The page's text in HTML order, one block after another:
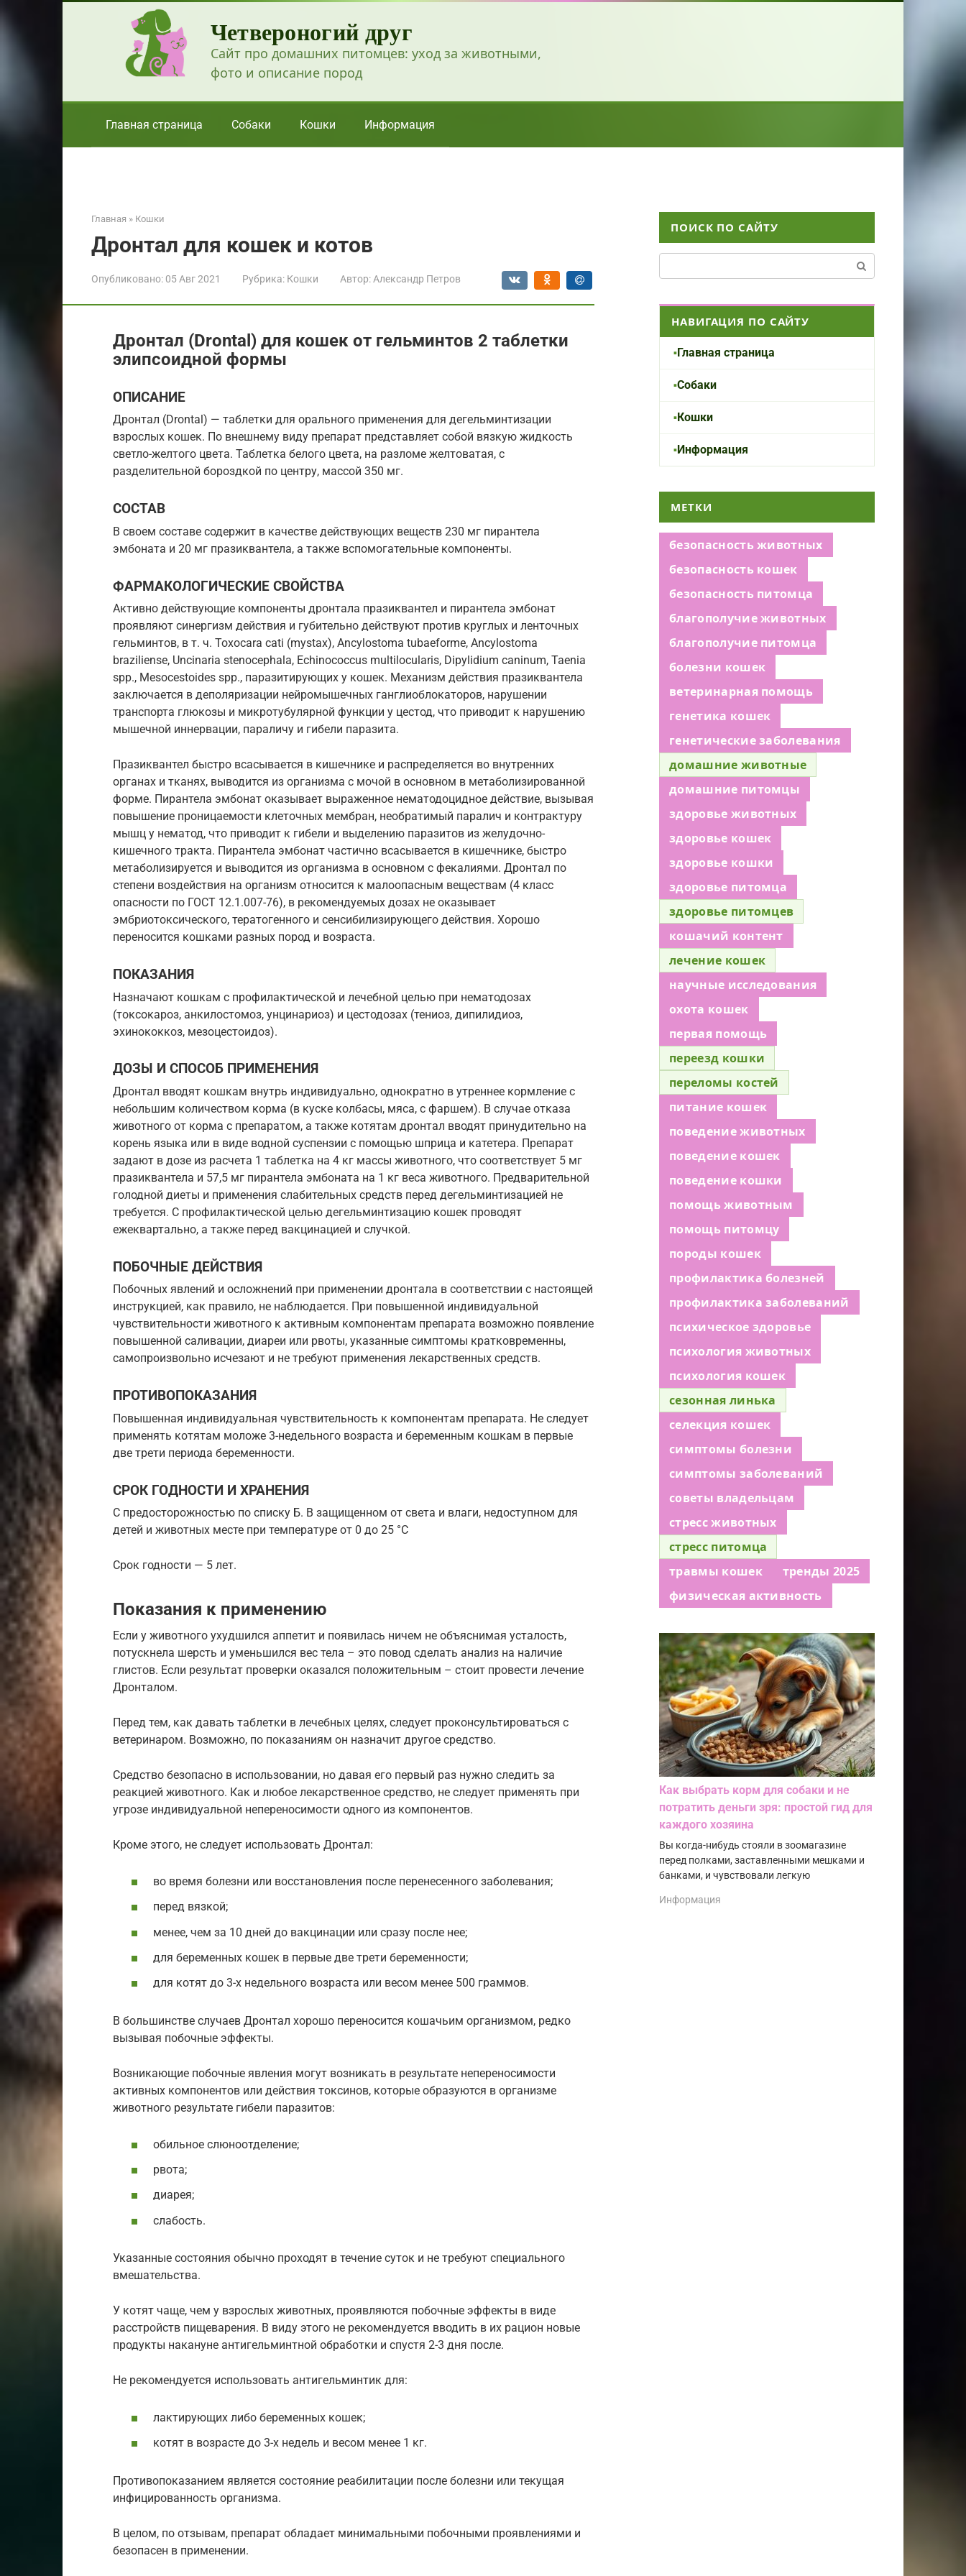
Четвероногий друг
Сайт про домашних питомцев: уход за животными,
фото и описание пород
Главная страница Собаки Кошки Информация
Главная » Кошки
Дронтал для кошек и котов
Опубликовано: 05 Авг 2021 Рубрика: Кошки Автор: Александр Петров
Дронтал (Drontal) для кошек от гельминтов 2 таблетки
элипсоидной формы
ОПИСАНИЕ
Дронтал (Drontal) — таблетки для орального применения для дегельминтизации
взрослых кошек. По внешнему виду препарат представляет собой вязкую жидкость
светло-желтого цвета. Таблетка белого цвета, на разломе желтоватая, с
разделительной бороздкой по центру, массой 350 мг.
СОСТАВ
В своем составе содержит в качестве действующих веществ 230 мг пирантела
эмбоната и 20 мг празиквантела, а также вспомогательные компоненты.
ФАРМАКОЛОГИЧЕСКИЕ СВОЙСТВА
Активно действующие компоненты дронтала празиквантел и пирантела эмбонат
проявляют синергизм действия и губительно действуют против круглых и ленточных
гельминтов, в т. ч. Toxocara cati (mystax), Ancylostoma tubaeforme, Ancylostoma
braziliense, Uncinaria stenocephala, Echinococcus multilocularis, Dipylidium caninum, Taenia
spp., Mesocestoides spp., паразитирующих у кошек. Механизм действия празиквантела
заключается в деполяризации нейромышечных ганглиоблокаторов, нарушении
транспорта глюкозы и микротубулярной функции у цестод, что приводит к нарушению
мышечной иннервации, параличу и гибели паразита.
Празиквантел быстро всасывается в кишечнике и распределяется во внутренних
органах и тканях, выводится из организма с мочой в основном в метаболизированной
форме. Пирантела эмбонат оказывает выраженное нематодоцидное действие, вызывая
повышение проницаемости клеточных мембран, необратимый паралич и контрактуру
мышц у нематод, что приводит к гибели и выделению паразитов из желудочно-
кишечного тракта. Пирантела эмбонат частично всасывается в кишечнике, быстро
метаболизируется и выводится из организма в основном с фекалиями. Дронтал по
степени воздействия на организм относится к малоопасным веществам (4 класс
опасности по ГОСТ 12.1.007-76), в рекомендуемых дозах не оказывает
эмбриотоксического, тератогенного и сенсибилизирующего действия. Хорошо
переносится кошками разных пород и возраста.
ПОКАЗАНИЯ
Назначают кошкам с профилактической и лечебной целью при нематодозах
(токсокароз, анкилостомоз, унцинариоз) и цестодозах (тениоз, дипилидиоз,
эхинококкоз, мезоцестоидоз).
ДОЗЫ И СПОСОБ ПРИМЕНЕНИЯ
Дронтал вводят кошкам внутрь индивидуально, однократно в утреннее кормление с
небольшим количеством корма (в куске колбасы, мяса, с фаршем). В случае отказа
животного от корма с препаратом, а также котятам дронтал вводят принудительно на
корень языка или в виде водной суспензии с помощью шприца и катетера. Препарат
задают в дозе из расчета 1 таблетка на 4 кг массы животного, что соответствует 5 мг
празиквантела и 57,5 мг пирантела эмбоната на 1 кг веса животного. Предварительной
голодной диеты и применения слабительных средств перед дегельминтизацией не
требуется. С профилактической целью дегельминтизацию кошек проводят
ежеквартально, а также перед вакцинацией и случкой.
ПОБОЧНЫЕ ДЕЙСТВИЯ
Побочных явлений и осложнений при применении дронтала в соответствии с настоящей
инструкцией, как правило, не наблюдается. При повышенной индивидуальной
чувствительности животного к активным компонентам препарата возможно появление
повышенной саливации, диареи или рвоты, указанные симптомы кратковременны,
самопроизвольно исчезают и не требуют применения лекарственных средств.
ПРОТИВОПОКАЗАНИЯ
Повышенная индивидуальная чувствительность к компонентам препарата. Не следует
применять котятам моложе 3-недельного возраста и беременным кошкам в первые
две трети периода беременности.
СРОК ГОДНОСТИ И ХРАНЕНИЯ
С предосторожностью по списку Б. В защищенном от света и влаги, недоступном для
детей и животных месте при температуре от 0 до 25 °С
Срок годности — 5 лет.
Показания к применению
Если у животного ухудшился аппетит и появилась ничем не объяснимая усталость,
потускнела шерсть и уменьшился вес тела – это повод сделать анализ на наличие
глистов. Если результат проверки оказался положительным – стоит провести лечение
Дронталом.
Перед тем, как давать таблетки в лечебных целях, следует проконсультироваться с
ветеринаром. Возможно, по показаниям он назначит другое средство.
Средство безопасно в использовании, но давая его первый раз нужно следить за
реакцией животного. Как и любое лекарственное средство, не следует применять при
угрозе индивидуальной непереносимости одного из компонентов.
Кроме этого, не следует использовать Дронтал:
во время болезни или восстановления после перенесенного заболевания;
перед вязкой;
менее, чем за 10 дней до вакцинации или сразу после нее;
для беременных кошек в первые две трети беременности;
для котят до 3-х недельного возраста или весом менее 500 граммов.
В большинстве случаев Дронтал хорошо переносится кошачьим организмом, редко
вызывая побочные эффекты.
Возникающие побочные явления могут возникать в результате непереносимости
активных компонентов или действия токсинов, которые образуются в организме
животного результате гибели паразитов:
обильное слюноотделение;
рвота;
диарея;
слабость.
Указанные состояния обычно проходят в течение суток и не требуют специального
вмешательства.
У котят чаще, чем у взрослых животных, проявляются побочные эффекты в виде
расстройств пищеварения. В виду этого не рекомендуется вводить в их рацион новые
продукты накануне антигельминтной обработки и спустя 2-3 дня после.
Не рекомендуется использовать антигельминтик для:
лактирующих либо беременных кошек;
котят в возрасте до 3-х недель и весом менее 1 кг.
Противопоказанием является состояние реабилитации после болезни или текущая
инфицированность организма.
В целом, по отзывам, препарат обладает минимальными побочными проявлениями и
безопасен в применении.
ПОИСК ПО САЙТУ
НАВИГАЦИЯ ПО САЙТУ
Главная страница
Собаки
Кошки
Информация
МЕТКИ
безопасность животных
безопасность кошек
безопасность питомца
благополучие животных
благополучие питомца
болезни кошек
ветеринарная помощь
генетика кошек
генетические заболевания
домашние животные
домашние питомцы
здоровье животных
здоровье кошек
здоровье кошки
здоровье питомца
здоровье питомцев
кошачий контент
лечение кошек
научные исследования
охота кошек
первая помощь
переезд кошки
переломы костей
питание кошек
поведение животных
поведение кошек
поведение кошки
помощь животным
помощь питомцу
породы кошек
профилактика болезней
профилактика заболеваний
психическое здоровье
психология животных
психология кошек
сезонная линька
селекция кошек
симптомы болезни
симптомы заболеваний
советы владельцам
стресс животных
стресс питомца
травмы кошек
тренды 2025
физическая активность
Как выбрать корм для собаки и не
потратить деньги зря: простой гид для
каждого хозяина
Вы когда-нибудь стояли в зоомагазине
перед полками, заставленными мешками и
банками, и чувствовали легкую
Информация